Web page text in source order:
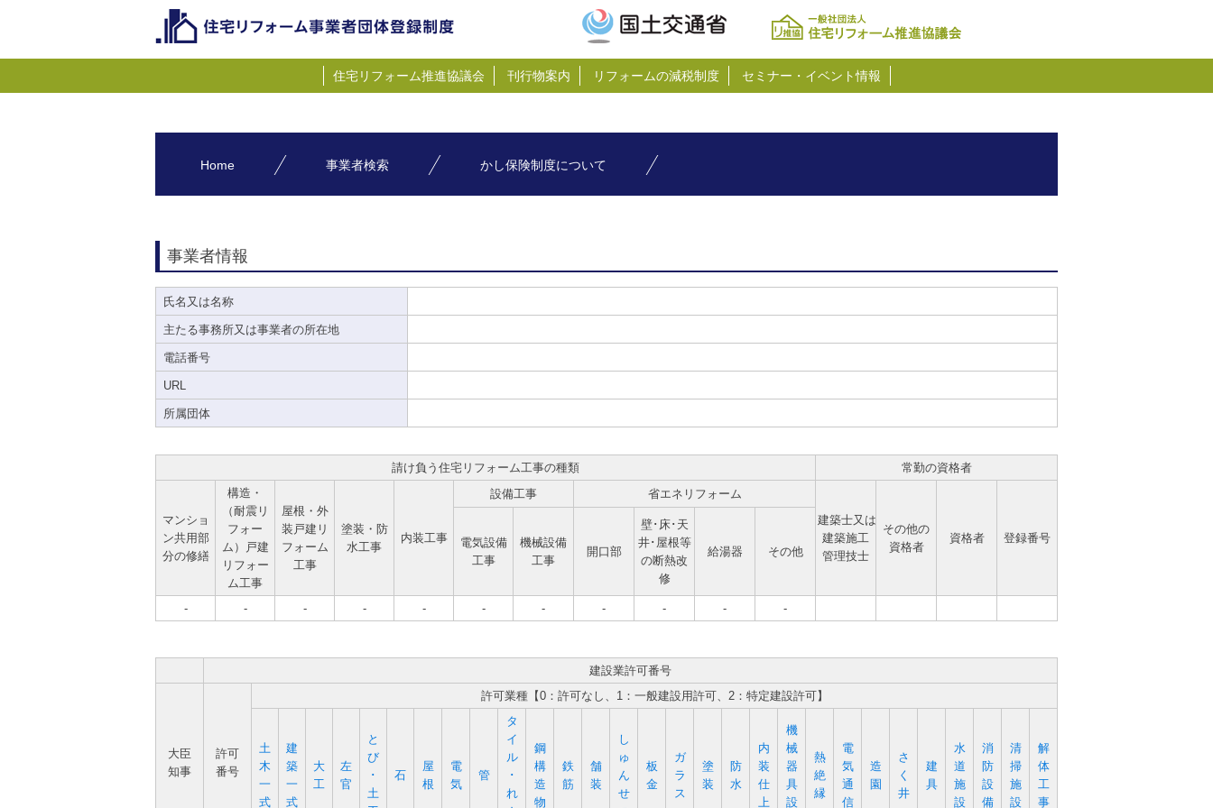
住宅リフォーム推進協議会 刊行物案内 リフォームの減税制度 セミナー・イベント情報
Home 事業者検索 かし保険制度について
事業者情報
氏名又は名称
主たる事務所又は事業者の所在地
電話番号
URL
所属団体
請け負う住宅リフォーム工事の種類 常勤の資格者
マンショ
ン共用部
分の修繕
構造・
（耐震リ
フォー
ム）戸建
リフォー
ム工事
屋根・外
装戸建リ
フォーム
工事
塗装・防
水工事
内装工事
設備工事
省エネリフォーム
建築士又は
建築施工
管理技士
その他の
資格者
資格者 登録番号
電気設備
工事
機械設備
工事
開口部
壁･床･天
井･屋根等
の断熱改
修
給湯器 その他
- - - - - - - - - - -
建設業許可番号
大臣
知事
許可
番号
許可業種【0：許可なし、1：一般建設用許可、2：特定建設許可】
土
木
一
式
建
築
一
式
大
工
左
官
と
び
･
土
石
屋
根
電
気
管
タ
イ
ル
･
れ
鋼
構
造
物
鉄
筋
舗
装
し
ゅ
ん
せ
板
金
ガ
ラ
ス
塗
装
防
水
内
装
仕
上
機
械
器
具
設
熱
絶
縁
電
気
通
信
造
園
さ
く
井
建
具
水
道
施
設
消
防
設
備
清
掃
施
設
解
体
工
事